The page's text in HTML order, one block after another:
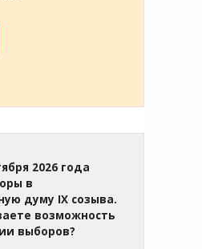
2026 года
в
думу IX созыва.
возможность
выборов?